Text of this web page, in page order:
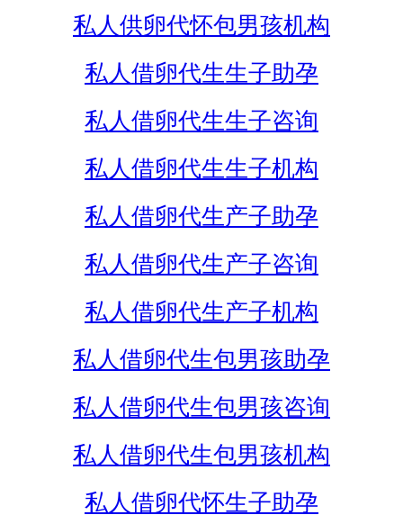
私人供卵代怀包男孩机构
私人借卵代生生子助孕
私人借卵代生生子咨询
私人借卵代生生子机构
私人借卵代生产子助孕
私人借卵代生产子咨询
私人借卵代生产子机构
私人借卵代生包男孩助孕
私人借卵代生包男孩咨询
私人借卵代生包男孩机构
私人借卵代怀生子助孕